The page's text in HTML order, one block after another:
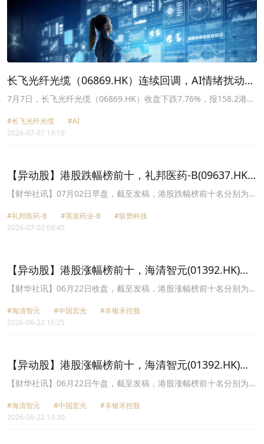
长飞光纤光缆（06869.HK）连续回调，AI情绪扰动不
改长期景气
7月7日，长飞光纤光缆（06869.HK）收盘下跌7.76%，报158.2港
吐，板块资金避险情绪升温。
#长飞光纤光缆
#AI
2026-07-07 19:19
【异动股】港股跌幅榜前十，礼邦医药-B(09637.HK)
跌47.87%，英派药业-B(07630.HK)跌43.68%
【财华社讯】07月02日早盘，截至发稿，港股跌幅榜前十名分别为礼
43.68%、驭势科技(01511.HK)跌幅27.91%、广合科技(01989.HK)跌
幅18.80%、剑桥科技(06166.HK)跌幅18.42%、长飞光纤光缆
天数智芯(09903.HK)跌幅16.56%。
#礼邦医药-B #英派药业-B
#驭势科技
2026-07-02 09:45
【异动股】港股涨幅榜前十，海清智元(01392.HK)涨
+270.83%，中国宏光(08646.HK)涨+79.91%
【财华社讯】06月22日收盘，截至发稿，港股涨幅榜前十名分别为海
+79.91%、丰银禾控股(08030.HK)涨幅+58.75%、佰金生命科学
(01466.HK)涨幅+45.16%、新明中国股权(02964.HK)涨幅+41.27%、
(03329.HK)涨幅+29.87%、京玖康疗(旧)(02951.HK)涨幅+26.29%。
#海清智元 #中国宏光
#丰银禾控股
2026-06-22 16:25
【异动股】港股涨幅榜前十，海清智元(01392.HK)涨
+279.44%，中国宏光(08646.HK)涨+42.52%
【财华社讯】06月22日午盘，截至发稿，港股涨幅榜前十名分别为海
+42.52%、丰银禾控股(08030.HK)涨幅+37.50%、东江环保
(00895.HK)涨幅+31.58%、长飞光纤光缆(06869.HK)涨幅+26.72%、
#海清智元 #中国宏光
#丰银禾控股
2026-06-22 13:30